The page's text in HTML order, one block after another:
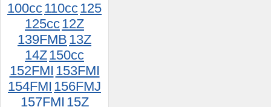
100cc110cc125
125cc12Z
139FMB 13Z
14Z150сс
152FMI 153FMI
154FMI 156FMJ
157FMI 15Z
Картер (левая+правая часть) F80
1 650руб.